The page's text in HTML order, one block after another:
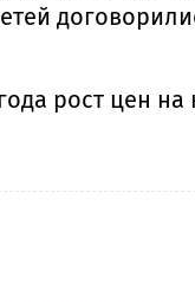
рост цен на